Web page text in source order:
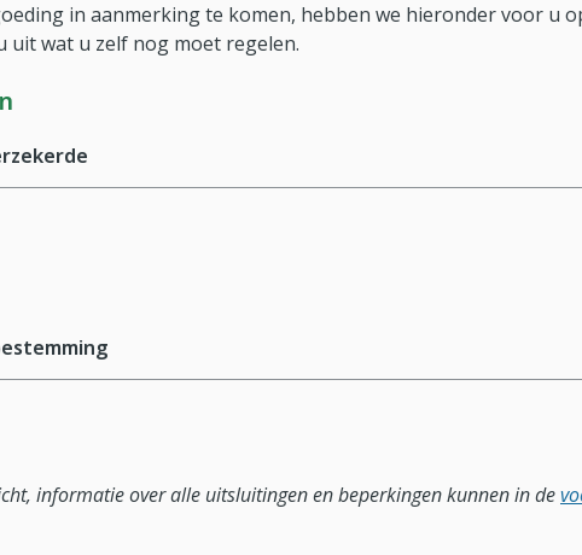
in aanmerking te komen, hebben we hieronder voor u
uit wat u zelf nog moet regelen.
informatie over alle uitsluitingen en beperkingen kunnen in de